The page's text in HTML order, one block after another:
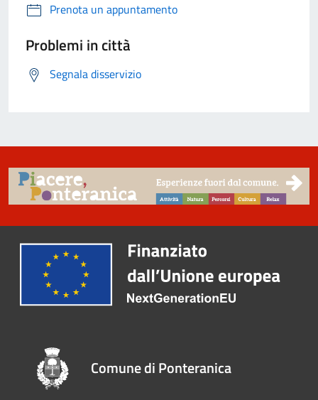
Prenota un appuntamento
Problemi in città
Segnala disservizio
Comune di Ponteranica